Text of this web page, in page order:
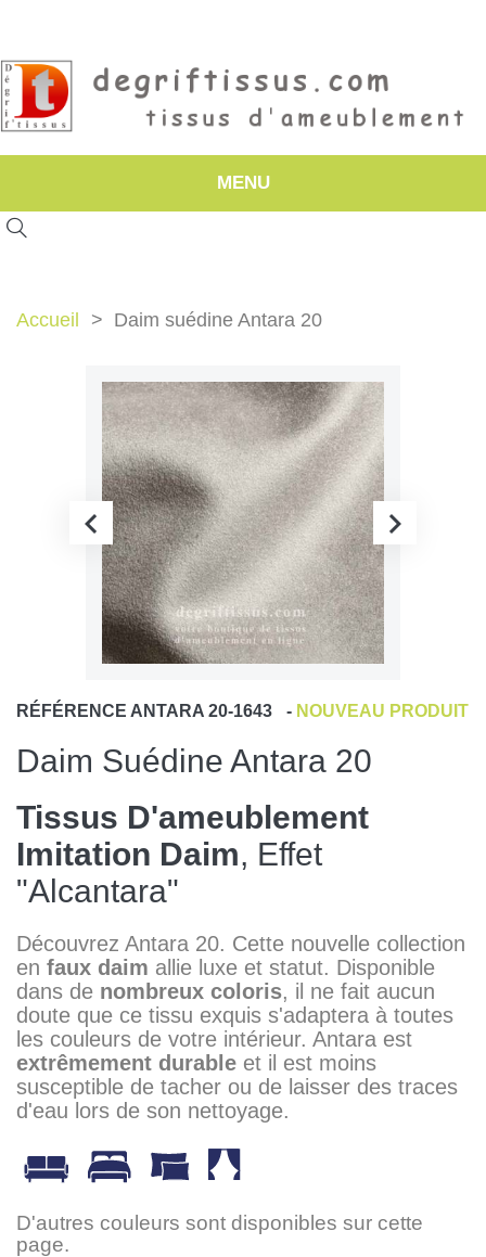
MENU
Accueil Daim suédine Antara 20
RÉFÉRENCE ANTARA 20-1643 - NOUVEAU PRODUIT
Daim Suédine Antara 20
Tissus D'ameublement
Imitation Daim, Effet
"Alcantara"
Découvrez Antara 20. Cette nouvelle collection
en faux daim allie luxe et statut. Disponible
dans de nombreux coloris, il ne fait aucun
doute que ce tissu exquis s'adaptera à toutes
les couleurs de votre intérieur. Antara est
extrêmement durable et il est moins
susceptible de tacher ou de laisser des traces
d'eau lors de son nettoyage.
D'autres couleurs sont disponibles sur cette
page.